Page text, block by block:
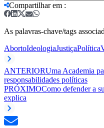
Compartilhar em :
As palavras-chave/tags
AbortoIdeologiaJustiçaPolítica
ANTERIORUma Academia
responsabilidades políticas
PRÓXIMOComo defender a
explica